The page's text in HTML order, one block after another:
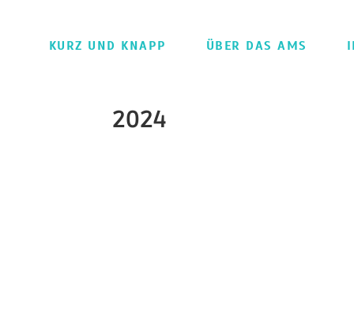
KURZ UND KNAPP ÜBER DAS AMS
2024